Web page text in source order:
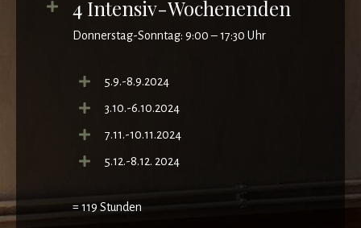
4 Intensiv-Wochenenden
Donnerstag-Sonntag: 9:00 – 17:30 Uhr
5.9.-8.9.2024
3.10.-6.10.2024
7.11.-10.11.2024
5.12.-8.12. 2024
= 119 Stunden